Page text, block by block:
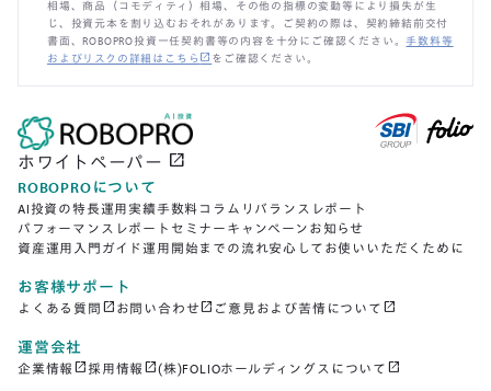
相場、商品（コモディティ）相場、その他の指標の変動等により損失が生
じ、投資元本を割り込むおそれがあります。ご契約の際は、契約締結前交付
書面、ROBOPRO投資一任契約書等の内容を十分にご確認ください。手数料等
およびリスクの詳細はこちら open_in_new をご確認ください。
ホワイトペーパー open_in_new
ROBOPROについて
AI投資の特長運用実績手数料 コラム リバランスレポート
パフォーマンスレポート セミナー キャンペーン お知らせ
資産運用入門ガイド運用開始までの流れ安心してお使いいただくために
お客様サポート
よくある質問 open_in_new お問い合わせ open_in_new ご意見および苦情について open_in_new
運営会社
企業情報 open_in_new採用情報 open_in_new(株)FOLIOホールディングスについて open_in_new